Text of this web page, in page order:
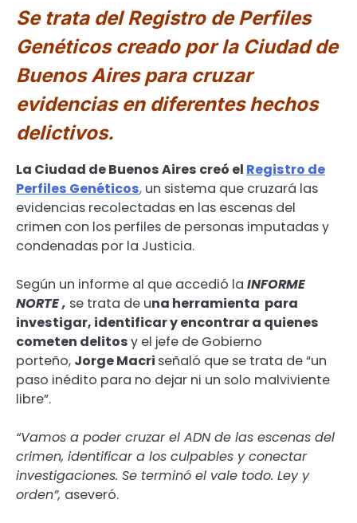
Se trata del Registro de Perfiles
Genéticos creado por la Ciudad de
Buenos Aires para cruzar
evidencias en diferentes hechos
delictivos.
La Ciudad de Buenos Aires creó el Registro de
Perfiles Genéticos, un sistema que cruzará las
evidencias recolectadas en las escenas del
crimen con los perfiles de personas imputadas y
condenadas por la Justicia.
Según un informe al que accedió la INFORME
NORTE , se trata de una herramienta para
investigar, identificar y encontrar a quienes
cometen delitosy el jefe de Gobierno
porteño, Jorge Macri señaló que se trata de “un
paso inédito para no dejar ni un solo malviviente
libre”.
“Vamos a poder cruzar el ADN de las escenas del
crimen, identificar a los culpables y conectar
investigaciones. Se terminó el vale todo. Ley y
orden”, aseveró.